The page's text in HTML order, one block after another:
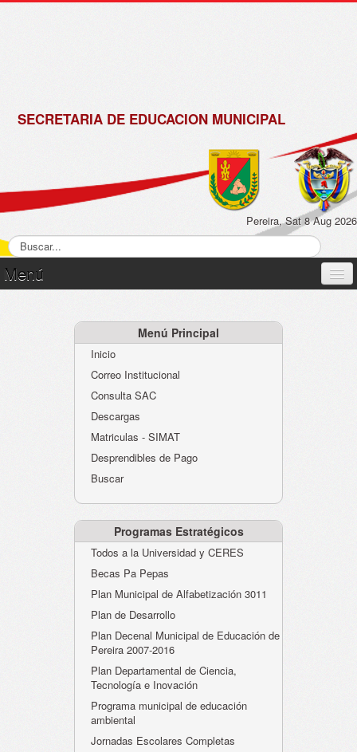
SECRETARIA DE EDUCACION MUNICIPAL
Pereira, Sat 8 Aug 2026
Menú
Atención al Ciudadano
Instituciones Educativas
Despacho Secretaría
Evaluación desempeño
Humano-Cesantías
Menú Principal
Inicio
Correo Institucional
Consulta SAC
Descargas
Matriculas - SIMAT
Desprendibles de Pago
Buscar
Programas Estratégicos
Todos a la Universidad y CERES
Becas Pa Pepas
Plan Municipal de Alfabetización 3011
Plan de Desarrollo
Plan Decenal Municipal de Educación de
Pereira 2007-2016
Plan Departamental de Ciencia,
Tecnología e Inovación
Programa municipal de educación
ambiental
Jornadas Escolares Completas
de